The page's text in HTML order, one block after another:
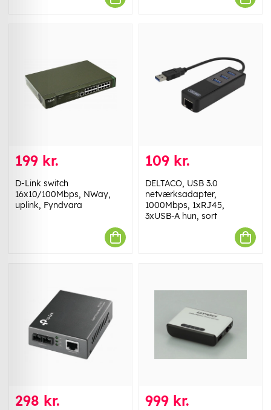
199 kr.
D-Link switch
16x10/100Mbps, NWay,
uplink, Fyndvara
109 kr.
DELTACO, USB 3.0
netværksadapter,
1000Mbps, 1xRJ45,
3xUSB-A hun, sort
298 kr. 999 kr.